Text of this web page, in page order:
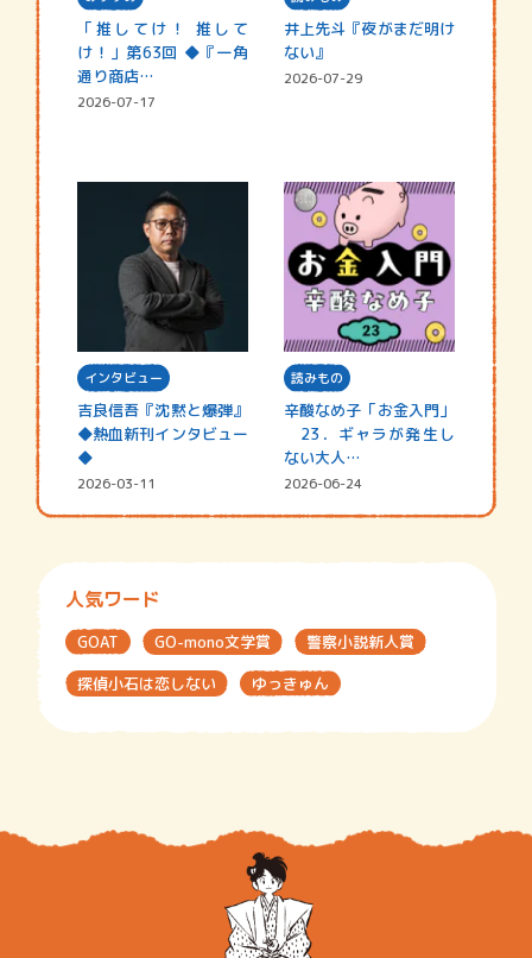
「推してけ！ 推して
け！」第63回 ◆『一角
通り商店…
2026-07-17
井上先斗『夜がまだ明け
ない』
2026-07-29
インタビュー
吉良信吾『沈黙と爆弾』
◆熱血新刊インタビュー
◆
2026-03-11
読みもの
辛酸なめ子「お金入門」
23．ギャラが発生し
ない大人…
2026-06-24
人気ワード
GOAT GO-mono文学賞
警察小説新人賞
探偵小石は恋しない
ゆっきゅん